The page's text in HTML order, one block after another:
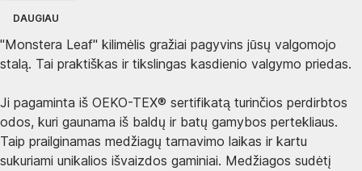
DAUGIAU
"Monstera Leaf" kilimėlis gražiai pagyvins jūsų valgomojo
stalą. Tai praktiškas ir tikslingas kasdienio valgymo priedas.
Ji pagaminta iš OEKO-TEX® sertifikatą turinčios perdirbtos
odos, kuri gaunama iš baldų ir batų gamybos pertekliaus.
Taip prailginamas medžiagų tarnavimo laikas ir kartu
sukuriami unikalios išvaizdos gaminiai. Medžiagos sudėtį